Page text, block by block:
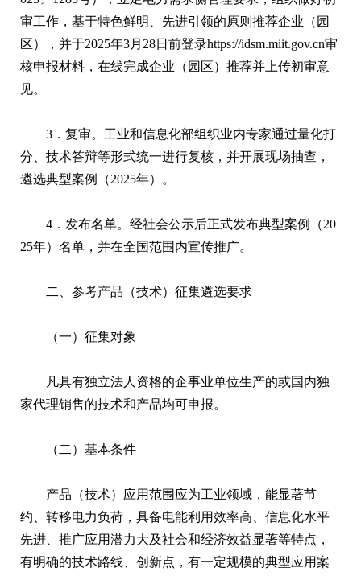
审工作，基于特色鲜明、先进引领的原则推荐企业（园
区），并于2025年3月28日前登录https://idsm.miit.gov.cn审
核申报材料，在线完成企业（园区）推荐并上传初审意
见。
3．复审。工业和信息化部组织业内专家通过量化打
分、技术答辩等形式统一进行复核，并开展现场抽查，
遴选典型案例（2025年）。
4．发布名单。经社会公示后正式发布典型案例（20
25年）名单，并在全国范围内宣传推广。
二、参考产品（技术）征集遴选要求
（一）征集对象
凡具有独立法人资格的企事业单位生产的或国内独
家代理销售的技术和产品均可申报。
（二）基本条件
产品（技术）应用范围应为工业领域，能显著节
约、转移电力负荷，具备电能利用效率高、信息化水平
先进、推广应用潜力大及社会和经济效益显著等特点，
有明确的技术路线、创新点，有一定规模的典型应用案